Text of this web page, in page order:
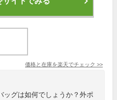
価格と在庫を楽天でチェック >>
ッグは如何でしょうか？外ポ